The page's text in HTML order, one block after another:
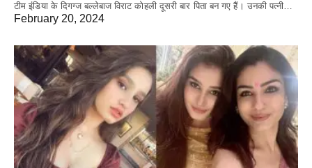
टीम इंडिया के दिगग्ज बल्लेबाज विराट कोहली दूसरी बार पिता बन गए हैं। उनकी पत्नी…
February 20, 2024